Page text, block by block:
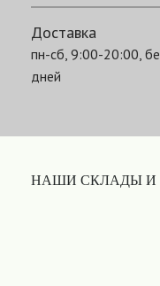
Доставка
пн-сб, 9:00-20:00,
дней
НАШИ СКЛАДЫ И